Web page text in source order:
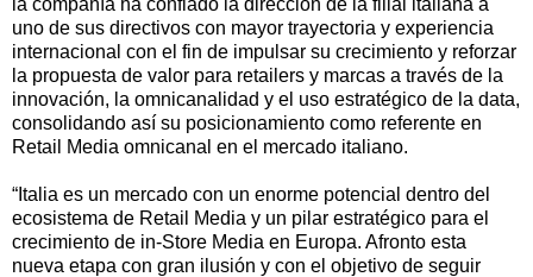
la compañía ha confiado la dirección de la filial italiana a
uno de sus directivos con mayor trayectoria y experiencia
internacional con el fin de impulsar su crecimiento y reforzar
la propuesta de valor para retailers y marcas a través de la
innovación, la omnicanalidad y el uso estratégico de la data,
consolidando así su posicionamiento como referente en
Retail Media omnicanal en el mercado italiano.
“Italia es un mercado con un enorme potencial dentro del
ecosistema de Retail Media y un pilar estratégico para el
crecimiento de in-Store Media en Europa. Afronto esta
nueva etapa con gran ilusión y con el objetivo de seguir